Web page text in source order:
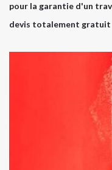
pour la garantie d'un
devis totalement gratuit